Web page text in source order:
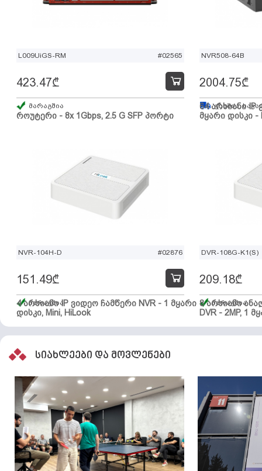
L009UiGS-RM #02565
როუტერი - 8x 1Gbps, 2.5 G SFP პორტი
423.47₾
მარაგშია
NVR508-64B
64 არხიანი IP
მყარი დისკი -
2004.75₾
გზაშია,
NVR-104H-D #02876
4 არხიანი IP ვიდეო ჩამწერი NVR - 1 მყარი
დისკი, Mini, HiLook
151.49₾
მარაგშია
DVR-108G-K1(S)
8 არხიანი
DVR - 2MP, 1
209.18₾
მარაგშია
სიახლეები და მოვლენები